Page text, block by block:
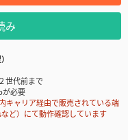
み
世代前まで
が必要
ャリア経由で販売されている端
ど）にて動作確認しています